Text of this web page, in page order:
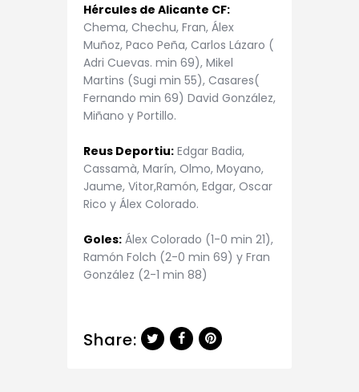
Hércules de Alicante CF:
Chema, Chechu, Fran, Álex
Muñoz, Paco Peña, Carlos Lázaro (
Adri Cuevas. min 69), Mikel
Martins (Sugi min 55), Casares(
Fernando min 69) David González,
Miñano y Portillo.
Reus Deportiu: Edgar Badia,
Cassamà, Marín, Olmo, Moyano,
Jaume, Vitor,Ramón, Edgar, Oscar
Rico y Álex Colorado.
Goles: Álex Colorado (1-0 min 21),
Ramón Folch (2-0 min 69) y Fran
González (2-1 min 88)
Share: